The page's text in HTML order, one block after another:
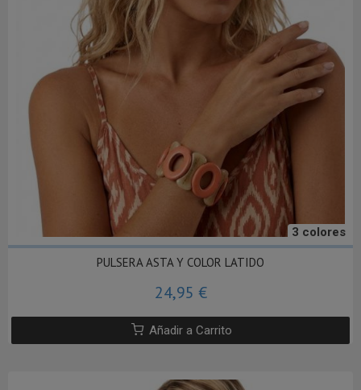
3 colores
PULSERA ASTA Y COLOR LATIDO
24,95 €
Añadir a Carrito